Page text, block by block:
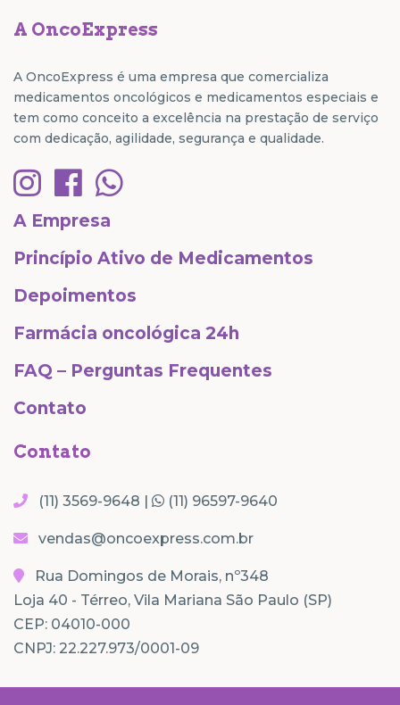
A OncoExpress
A OncoExpress é uma empresa que comercializa
medicamentos oncológicos e medicamentos especiais e
tem como conceito a excelência na prestação de serviço
com dedicação, agilidade, segurança e qualidade.
A Empresa
Princípio Ativo de Medicamentos
Depoimentos
Farmácia oncológica 24h
FAQ – Perguntas Frequentes
Contato
Contato
(11) 3569-9648 | (11) 96597-9640
vendas@oncoexpress.com.br
Rua Domingos de Morais, nº348
Loja 40 - Térreo, Vila Mariana São Paulo (SP)
CEP: 04010-000
CNPJ: 22.227.973/0001-09